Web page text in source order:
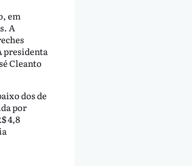
em
A
presidenta
Cleanto
dos de
por
4,8